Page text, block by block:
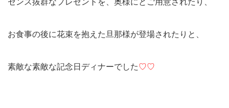
センス抜群なプレゼントを、奥様にとご用意されたり、
お食事の後に花束を抱えた旦那様が登場されたりと、
素敵な素敵な記念日ディナーでした♡♡